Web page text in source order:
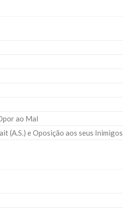
ao Mal
(A.S.) e Oposição aos seus Inimigos